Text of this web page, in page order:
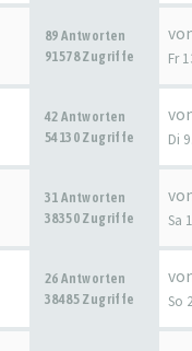
89 Antworten
91578 Zugriffe
Fr
42 Antworten
54130 Zugriffe
Di
31 Antworten
38350 Zugriffe
Sa
26 Antworten
38485 Zugriffe
So